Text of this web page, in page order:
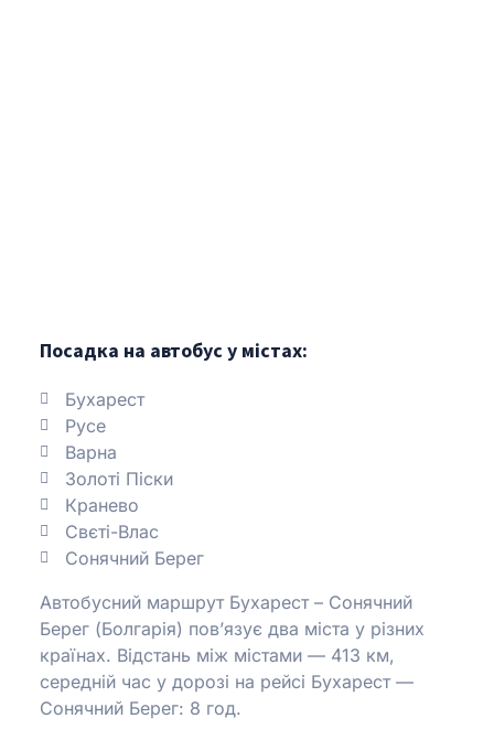
Посадка на автобус у містах:
Бухарест
Русе
Варна
Золоті Піски
Кранево
Свєті-Влас
Сонячний Берег
Автобусний маршрут Бухарест – Сонячний
Берег (Болгарія) пов’язує два міста у різних
країнах. Відстань між містами — 413 км,
середній час у дорозі на рейсі Бухарест —
Сонячний Берег: 8 год.